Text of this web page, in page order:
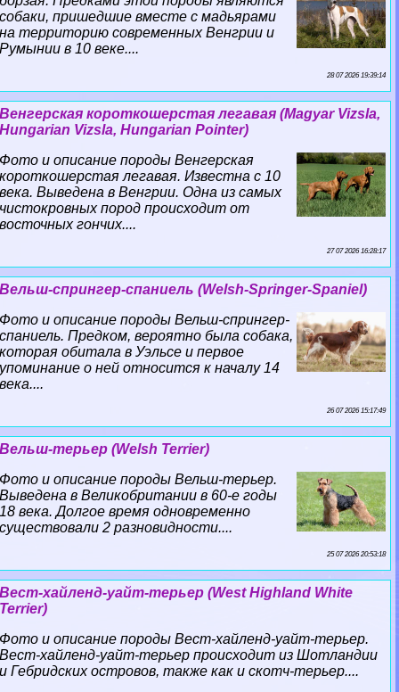
собаки, пришедшие вместе с мадьярами
на территорию современных Венгрии и
Румынии в 10 веке....
28 07 2026 19:39:14
Венгерская короткошерстая легавая (Magyar Vizsla,
Hungarian Vizsla, Hungarian Pointer)
Фото и описание породы Венгерская
короткошерстая легавая. Известна с 10
века. Выведена в Венгрии. Одна из самых
чистокровных пород происходит от
восточных гончих....
27 07 2026 16:28:17
Вельш-спрингер-спаниель (Welsh-Springer-Spaniel)
Фото и описание породы Вельш-спрингер-
спаниель. Предком, вероятно была собака,
которая обитала в Уэльсе и первое
упоминание о ней относится к началу 14
века....
26 07 2026 15:17:49
Вельш-терьер (Welsh Terrier)
Фото и описание породы Вельш-терьер.
Выведена в Великобритании в 60-е годы
18 века. Долгое время одновременно
существовали 2 разновидности....
25 07 2026 20:53:18
Вест-хайленд-уайт-терьер (West Highland White
Terrier)
Фото и описание породы Вест-хайленд-уайт-терьер.
Вест-хайленд-уайт-терьер происходит из Шотландии
и Гебридских островов, также как и скотч-терьер....